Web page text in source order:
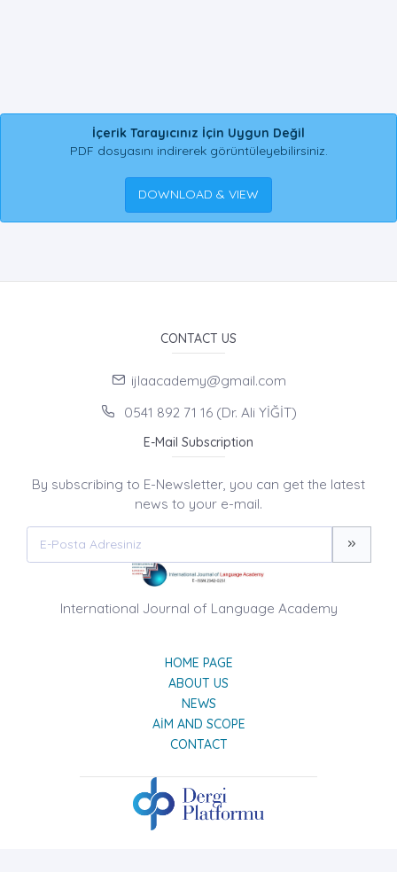
İçerik Tarayıcınız İçin Uygun Değil
PDF dosyasını indirerek görüntüleyebilirsiniz.
DOWNLOAD & VIEW
CONTACT US
ijlaacademy@gmail.com
0541 892 71 16 (Dr. Ali YİĞİT)
E-Mail Subscription
By subscribing to E-Newsletter, you can get the latest
news to your e-mail.
International Journal of Language Academy
HOME PAGE
ABOUT US
NEWS
AIM AND SCOPE
CONTACT